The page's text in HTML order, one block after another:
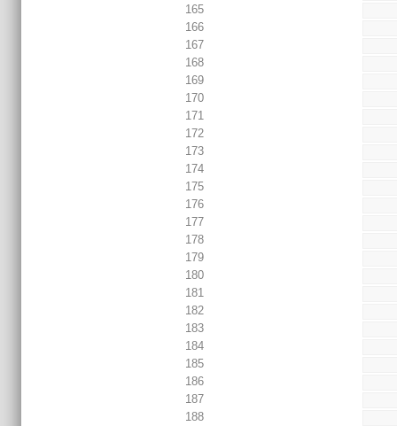
165
166
167
168
169
170
171
172
173
174
175
176
177
178
179
180
181
182
183
184
185
186
187
188